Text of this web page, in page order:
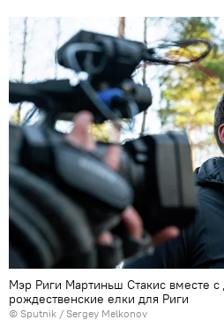
Мэр Риги Мартиньш Стакис вместе
рождественские елки для Риги
© Sputnik / Sergey Melkonov